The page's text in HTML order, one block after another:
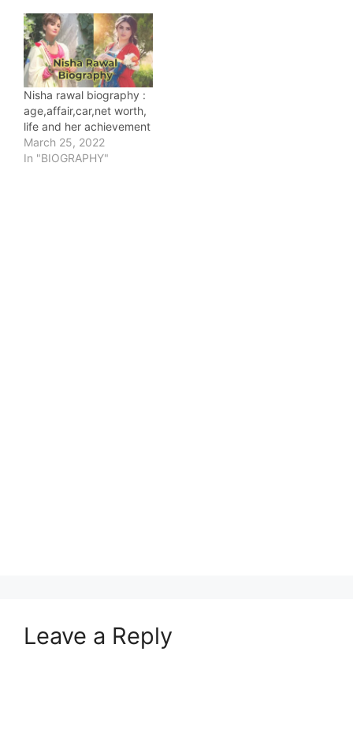
Nisha rawal biography :
age,affair,car,net worth,
life and her achievement
March 25, 2022
In "BIOGRAPHY"
Leave a Reply